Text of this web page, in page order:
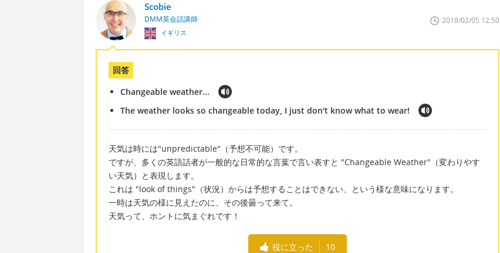
Scobie
DMM英会話講師
イギリス
2018/02/05 12:50
回答
Changeable weather...
The weather looks so changeable today, I just don't know what to wear!
天気は時には"unpredictable"（予想不可能）です。
ですが、多くの英語話者が一般的な日常的な言葉で言い表すと "Changeable Weather"（変わりやす
い天気）と表現します。
これは "look of things"（状況）からは予想することはできない、という様な意味になります。
一時は天気の様に見えたのに、その後曇って来て。
天気って、ホントに気まぐれです！
役に立った 10